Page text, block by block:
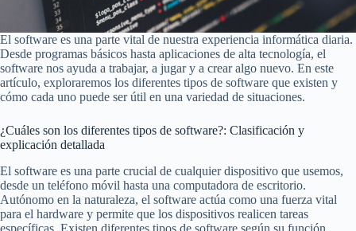
El software es una parte vital de nuestra experiencia informática diaria.
Desde programas básicos hasta aplicaciones de alta tecnología, el
software nos ayuda a trabajar, a jugar y a crear algo nuevo. En este
artículo, exploraremos los diferentes tipos de software que existen y
cómo cada uno puede ser útil en una variedad de situaciones.
¿Cuáles son los diferentes tipos de software?: Clasificación y
explicación detallada
El software es una parte crucial de cualquier dispositivo que usemos,
desde un teléfono móvil hasta una computadora de escritorio.
Autónomo en la naturaleza, el software actúa como una fuerza vital
para el hardware y permite que los dispositivos realicen tareas
específicas. Existen diferentes tipos de software según su función,